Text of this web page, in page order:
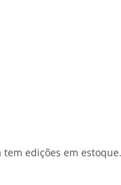
edições em